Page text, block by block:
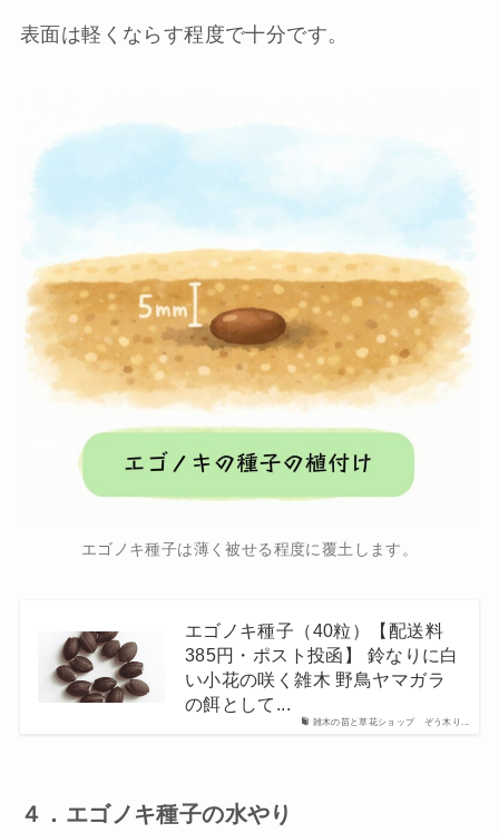
表面は軽くならす程度で十分です。
エゴノキ種子は薄く被せる程度に覆土します。
雑木の苗と草花ショップ ぞう木り...
エゴノキ種子（40粒）【配送料
385円・ポスト投函】 鈴なりに白
い小花の咲く雑木 野鳥ヤマガラ
の餌として...
４．エゴノキ種子の水やり